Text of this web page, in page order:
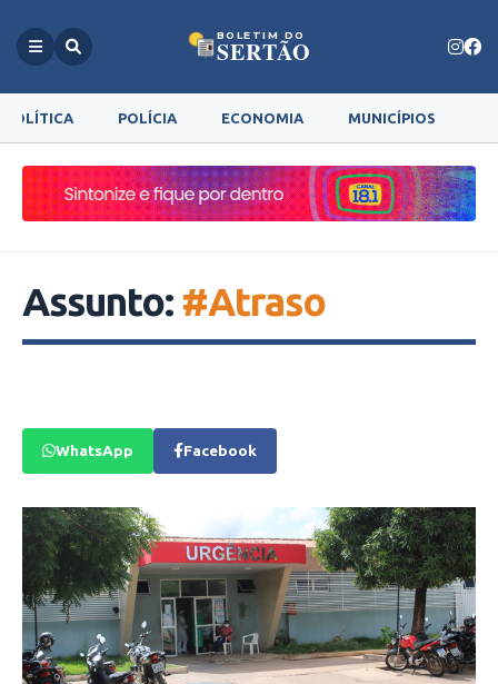
BOLETIM DO
SERTÃO
POLÍTICA POLÍCIA ECONOMIA MUNICÍPIOS
Assunto: #Atraso
WhatsApp Facebook